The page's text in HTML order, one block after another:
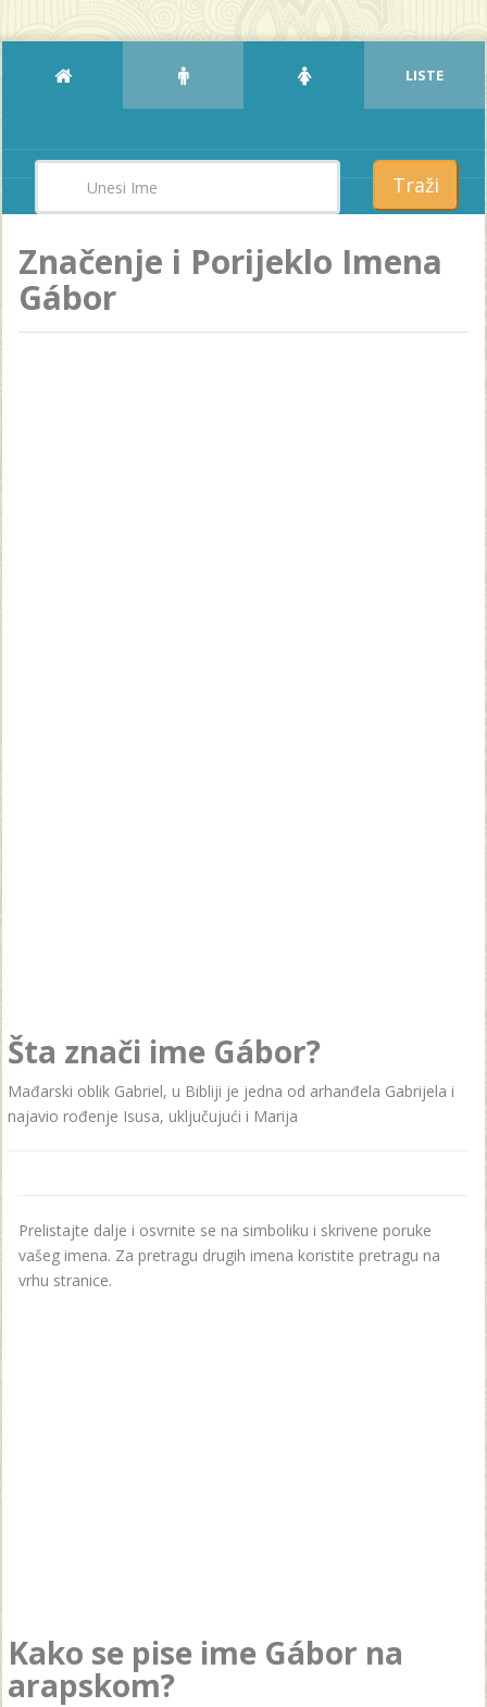
LISTE
Traži
Značenje i Porijeklo Imena
Gábor
Šta znači ime Gábor?
Mađarski oblik Gabriel, u Bibliji je jedna od arhanđela Gabrijela i
najavio rođenje Isusa, uključujući i Marija
Prelistajte dalje i osvrnite se na simboliku i skrivene poruke
vašeg imena. Za pretragu drugih imena koristite pretragu na
vrhu stranice.
Kako se pise ime Gábor na
arapskom?